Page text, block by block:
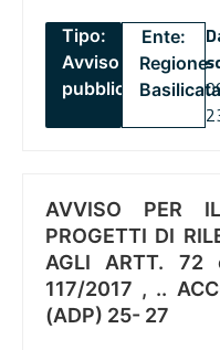
Tipo:
Avviso
pubblico
Ente:
Regione
AVVISO PER
PROGETTI DI
AGLI ARTT.
117/2017 , ..
(ADP) 25- 27